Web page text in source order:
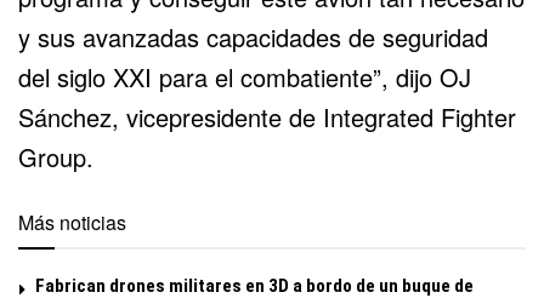
y sus avanzadas capacidades de seguridad
del siglo XXI para el combatiente”, dijo OJ
Sánchez, vicepresidente de Integrated Fighter
Group.
Más noticias
Fabrican drones militares en 3D a bordo de un buque de